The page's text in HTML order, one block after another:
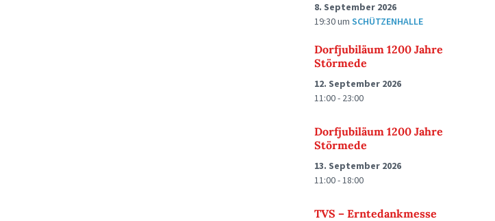
8. September 2026
19:30umSCHÜTZENHALLE
Dorfjubiläum 1200 Jahre
Störmede
12. September 2026
11:00 - 23:00
Dorfjubiläum 1200 Jahre
Störmede
13. September 2026
11:00 - 18:00
TVS – Erntedankmesse